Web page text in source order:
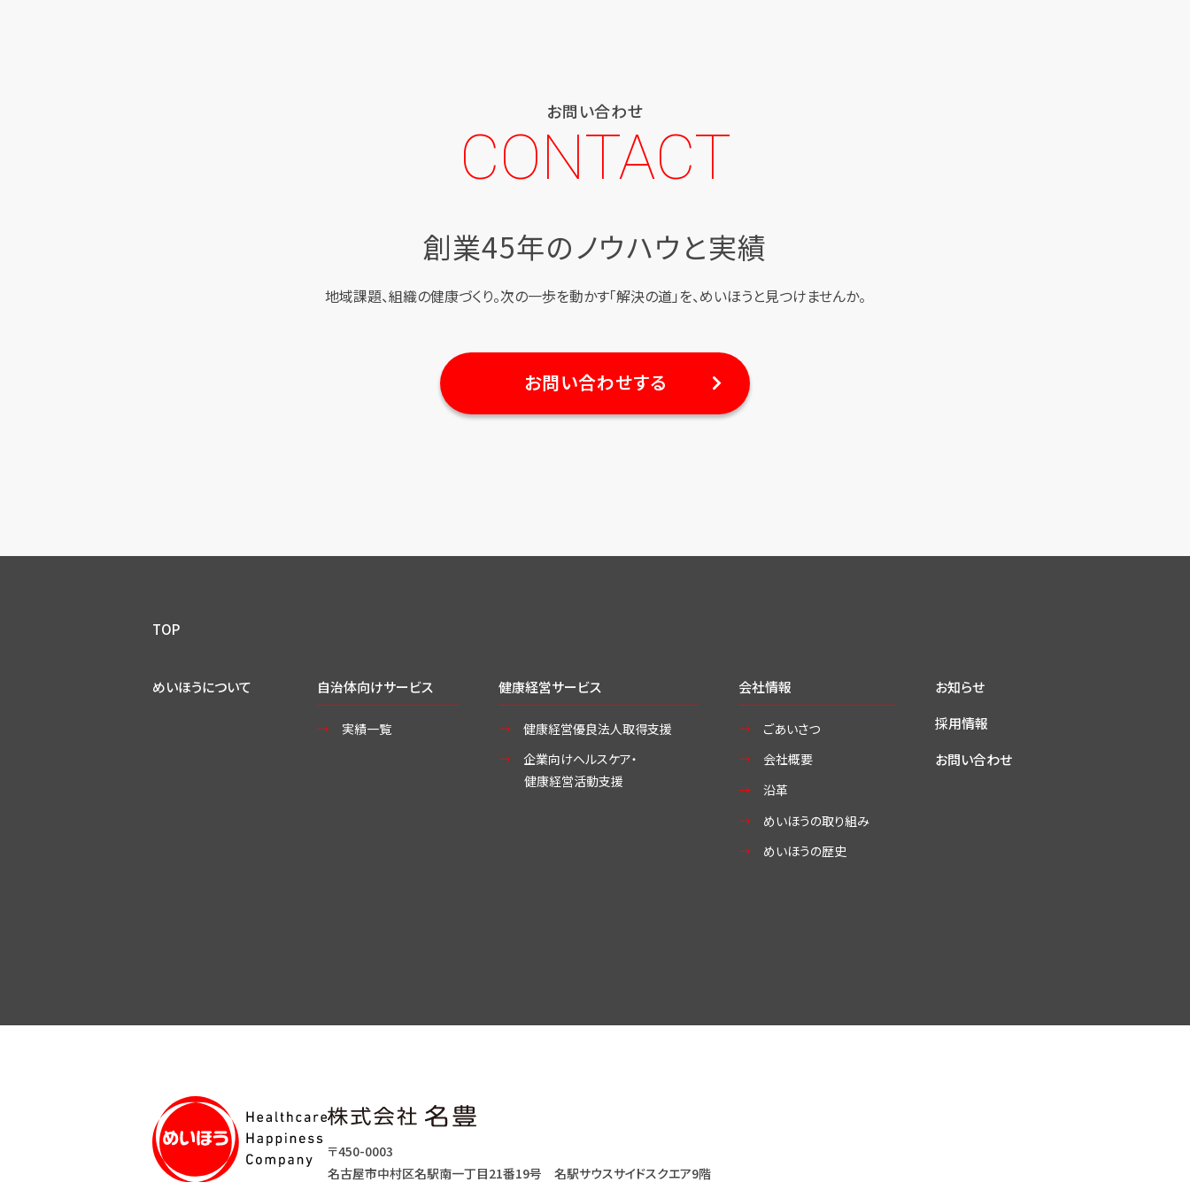
お問い合わせ
CONTACT
創業45年のノウハウと実績
地域課題、組織の健康づくり。次の一歩を動かす「解決の道」を、めいほうと見つけませんか。
お問い合わせする
TOP
めいほうについて 自治体向けサービス
実績一覧
健康経営サービス
健康経営優良法人取得支援
企業向けヘルスケア・
健康経営活動支援
会社情報
ごあいさつ
会社概要
沿革
めいほうの取り組み
めいほうの歴史
お知らせ
採用情報
お問い合わせ
〒450-0003
名古屋市中村区名駅南一丁目21番19号 名駅サウスサイドスクエア9階